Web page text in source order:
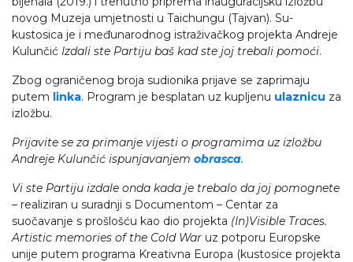
novog Muzeja umjetnosti u Taichungu (Tajvan). Su-
kustosica je i međunarodnog istraživačkog projekta Andreje
Kulunčić Izdali ste Partiju baš kad ste joj trebali pomoći.
Zbog ograničenog broja sudionika prijave se zaprimaju
putem linka. Program je besplatan uz kupljenu ulaznicu za
izložbu.
Prijavite se za primanje vijesti o programima uz izložbu
Andreje Kulunčić ispunjavanjem obrasca.
Vi ste Partiju izdale onda kada je trebalo da joj pomognete
– realiziran u suradnji s Documentom – Centar za
suočavanje s prošlošću kao dio projekta (In)Visible Traces.
Artistic memories of the Cold War uz potporu Europske
unije putem programa Kreativna Europa (kustosice projekta